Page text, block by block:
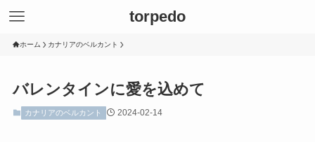
torpedo
ホーム カナリアのベルカント
バレンタインに愛を込めて
カナリアのベルカント 2024-02-14